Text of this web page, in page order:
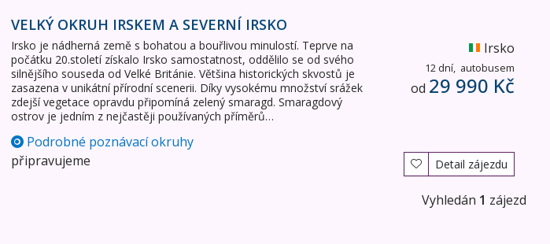
VELKÝ OKRUH IRSKEM A SEVERNÍ IRSKO
Irsko je nádherná země s bohatou a bouřlivou minulostí. Teprve na
počátku 20.století získalo Irsko samostatnost, oddělilo se od svého
silnějšího souseda od Velké Británie. Většina historických skvostů je
zasazena v unikátní přírodní scenerii. Díky vysokému množství srážek
zdejší vegetace opravdu připomíná zelený smaragd. Smaragdový
ostrov je jedním z nejčastěji používaných příměrů…
Irsko
12 dní, autobusem
od 29 990 Kč
Podrobné poznávací okruhy
připravujeme
Detail zájezdu
Vyhledán 1 zájezd